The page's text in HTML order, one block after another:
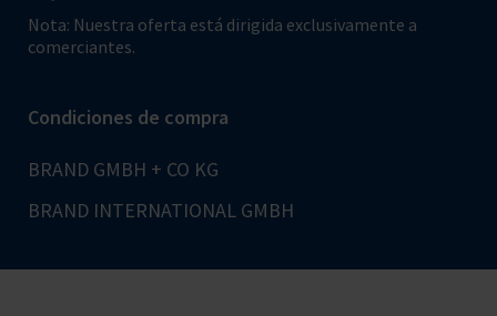
Nota: Nuestra oferta está dirigida exclusivamente a
comerciantes.
Condiciones de compra
BRAND GMBH + CO KG
BRAND INTERNATIONAL GMBH